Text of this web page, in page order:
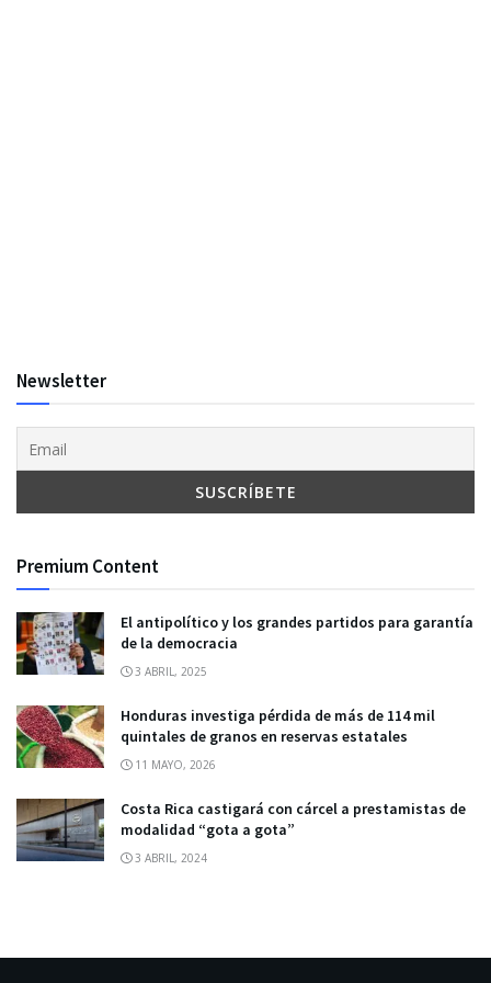
Newsletter
Premium Content
El antipolítico y los grandes partidos para garantía
de la democracia
3 ABRIL, 2025
Honduras investiga pérdida de más de 114 mil
quintales de granos en reservas estatales
11 MAYO, 2026
Costa Rica castigará con cárcel a prestamistas de
modalidad “gota a gota”
3 ABRIL, 2024